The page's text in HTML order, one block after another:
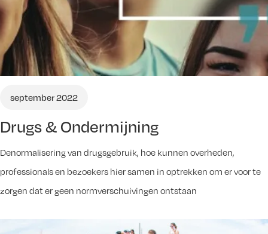
september 2022
Drugs & Ondermijning
Denormalisering van drugsgebruik, hoe kunnen overheden,
professionals en bezoekers hier samen in optrekken om er voor te
zorgen dat er geen normverschuivingen ontstaan